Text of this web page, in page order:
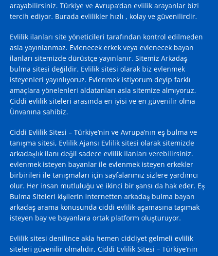
arayabilirsiniz. Türkiye ve Avrupa’dan evlilik arayanlar bizi
tercih ediyor. Burada evlilikler hızlı , kolay ve güvenilirdir.
Evlilik ilanları site yöneticileri tarafından kontrol edilmeden
asla yayınlanmaz. Evlenecek erkek veya evlenecek bayan
ilanları sitemizde dürüstçe yayınlanır. Sitemiz Arkadaş
bulma sitesi değildir. Evlilik sitesi olarak biz evlenmek
isteyenleri yayınlıyoruz. Evlenmek istiyorum deyip farklı
amaçlara yönelenleri aldatanları asla sitemize almıyoruz.
Ciddi evlilik siteleri arasında en iyisi ve en güvenilir olma
Ünvanına sahibiz.
Ciddi Evlilik Sitesi – Türkiye’nin ve Avrupa’nın eş bulma ve
tanışma sitesi, Evlilik Ajansı Evlilik sitesi olarak sitemizde
arkadaşlık ilanı değil sadece evlilik ilanları verebilirsiniz.
evlenmek isteyen bayanlar ile evlenmek isteyen erkekler
birbirileri ile tanışmaları için sayfalarımız sizlere yardımcı
olur. Her insan mutluluğu ve ikinci bir şansı da hak eder. Eş
Bulma Siteleri kişilerin internetten arkadaş bulma bayan
arkadaş arama konusunda ciddi evlilik aşamasına taşımak
isteyen bay ve bayanlara ortak platform oluşturuyor.
Evlilik sitesi denilince akla hemen ciddiyet gelmeli evlilik
siteleri güvenilir olmalıdır, Ciddi Evlilik Sitesi – Türkiye’nin